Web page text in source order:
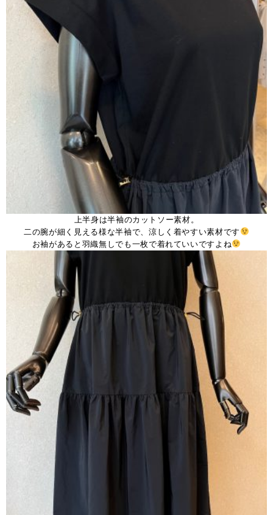
上半身は半袖のカットソー素材。
二の腕が細く見える様な半袖で、涼しく着やすい素材です
お袖があると羽織無しでも一枚で着れていいですよね